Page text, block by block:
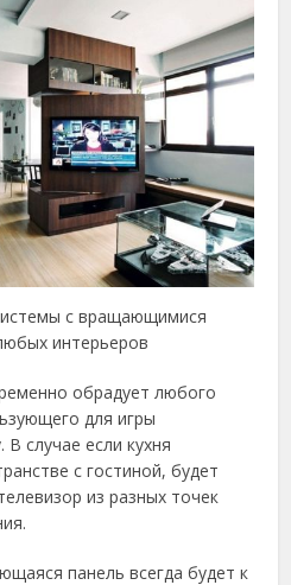
с вращающимися
интерьеров
обрадует любого
для игры
случае если кухня
с гостиной, будет
из разных точек
панель всегда будет к